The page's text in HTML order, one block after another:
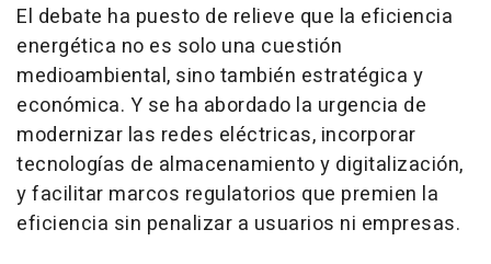
El debate ha puesto de relieve que la eficiencia
energética no es solo una cuestión
medioambiental, sino también estratégica y
económica. Y se ha abordado la urgencia de
modernizar las redes eléctricas, incorporar
tecnologías de almacenamiento y digitalización,
y facilitar marcos regulatorios que premien la
eficiencia sin penalizar a usuarios ni empresas.